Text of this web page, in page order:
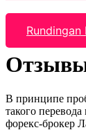
Rundingan
В принципе
такого
форекс-брокер